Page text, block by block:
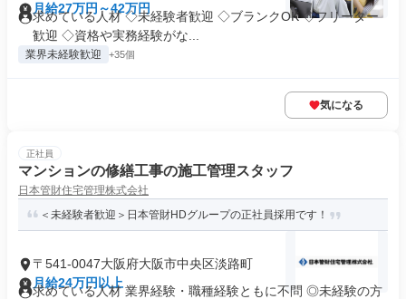
月給27万円～42万円
求めている人材 ◇未経験者歓迎 ◇ブランクOK ◇フリーター
歓迎 ◇資格や実務経験がな...
業界未経験歓迎 +35個
気になる
正社員
マンションの修繕工事の施工管理スタッフ
日本管財住宅管理株式会社
＜未経験者歓迎＞日本管財HDグループの正社員採用です！
〒541-0047大阪府大阪市中央区淡路町
月給24万円以上
求めている人材 業界経験・職種経験ともに不問 ◎未経験の方